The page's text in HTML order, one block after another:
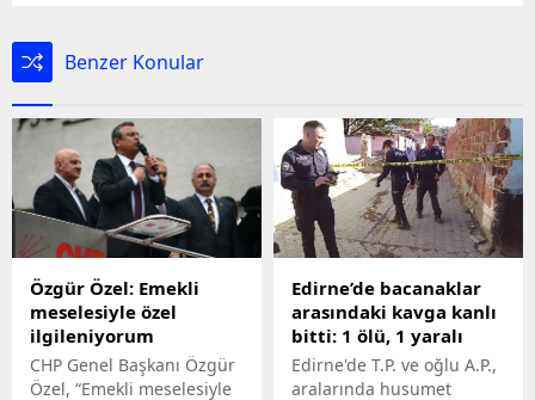
Benzer Konular
Özgür Özel: Emekli
meselesiyle özel
ilgileniyorum
CHP Genel Başkanı Özgür
Özel, “Emekli meselesiyle
Edirne’de bacanaklar
arasındaki kavga kanlı
bitti: 1 ölü, 1 yaralı
Edirne'de T.P. ve oğlu A.P.,
aralarında husumet